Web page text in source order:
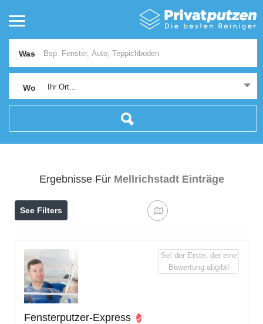
Was
Wo Ihr Ort...
Ergebnisse Für Mellrichstadt Einträge
See Filters
Fensterputzer-Express
Sei der Erste, der eine
Bewertung abgibt!